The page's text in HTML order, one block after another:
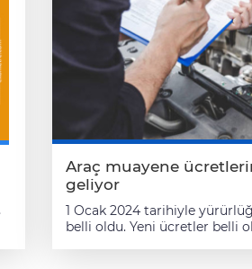
Araç muayene
geliyor
1 Ocak 2024 tarihiyle
belli oldu. Yeni ücretler belli oldu 1 Ocak 2024'ten